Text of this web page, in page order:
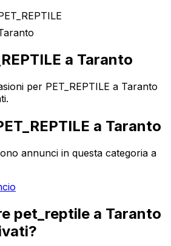
a Taranto
per PET_REPTILE a Taranto
a Taranto
annunci in questa categoria a
pet_reptile a Taranto